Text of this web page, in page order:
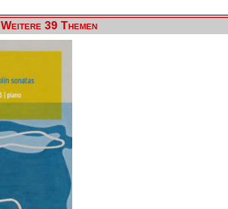
Weitere 39 Themen